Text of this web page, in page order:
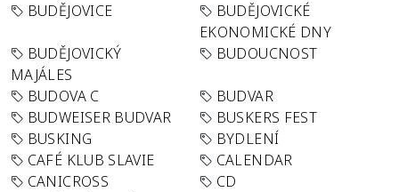
BUDĚJOVICE
BUDĚJOVICKÉ
EKONOMICKÉ DNY
BUDĚJOVICKÝ
MAJÁLES
BUDOUCNOST
BUDOVA C
BUDVAR
BUDWEISER BUDVAR
BUSKERS FEST
BUSKING
BYDLENÍ
CAFÉ KLUB SLAVIE
CALENDAR
CANICROSS
CD